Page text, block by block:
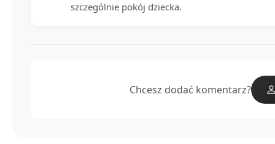
szczególnie pokój dziecka.
Chcesz dodać komentarz?